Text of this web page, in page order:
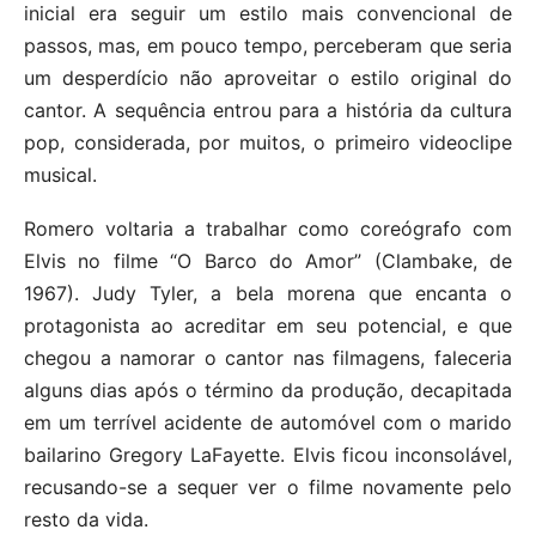
inicial era seguir um estilo mais convencional de
passos, mas, em pouco tempo, perceberam que seria
um desperdício não aproveitar o estilo original do
cantor. A sequência entrou para a história da cultura
pop, considerada, por muitos, o primeiro videoclipe
musical.
Romero voltaria a trabalhar como coreógrafo com
Elvis no filme “O Barco do Amor” (Clambake, de
1967). Judy Tyler, a bela morena que encanta o
protagonista ao acreditar em seu potencial, e que
chegou a namorar o cantor nas filmagens, faleceria
alguns dias após o término da produção, decapitada
em um terrível acidente de automóvel com o marido
bailarino Gregory LaFayette. Elvis ficou inconsolável,
recusando-se a sequer ver o filme novamente pelo
resto da vida.